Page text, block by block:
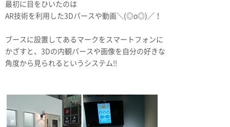
最初に目をひいたのは
AR技術を利用した3Dパースや動画＼(◎o◎)／！
ブースに設置してあるマークをスマートフォンに
かざすと、3Dの内観パースや画像を自分の好きな
角度から見られるというシステム!!